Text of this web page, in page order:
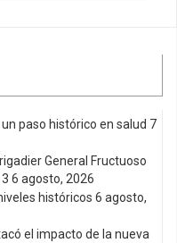
paso histórico en salud 7
General Fructuoso
6 agosto, 2026
históricos 6 agosto,
el impacto de la nueva